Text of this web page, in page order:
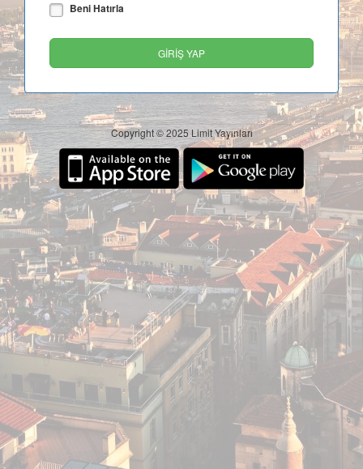
Beni Hatırla
Copyright © 2025 Limit Yayınları